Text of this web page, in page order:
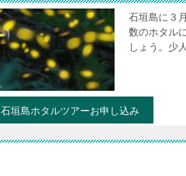
石垣島に３
数のホタル
しょう。少
石垣島ホタルツアーお申し込み